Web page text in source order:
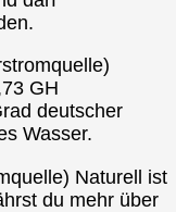
GH
deutscher
Wasser.
Naturell ist
du mehr über